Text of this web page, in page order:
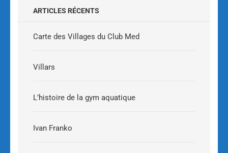
ARTICLES RÉCENTS
Carte des Villages du Club Med
Villars
L’histoire de la gym aquatique
Ivan Franko